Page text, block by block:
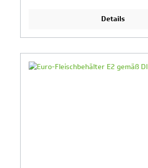
Details
Ihr Produktvergleich ist voll